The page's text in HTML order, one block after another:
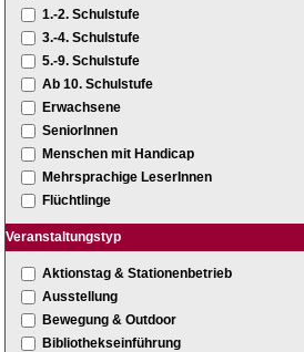
1.-2. Schulstufe
3.-4. Schulstufe
5.-9. Schulstufe
Ab 10. Schulstufe
Erwachsene
SeniorInnen
Menschen mit Handicap
Mehrsprachige LeserInnen
Flüchtlinge
Veranstaltungstyp
Aktionstag & Stationenbetrieb
Ausstellung
Bewegung & Outdoor
Bibliothekseinführung